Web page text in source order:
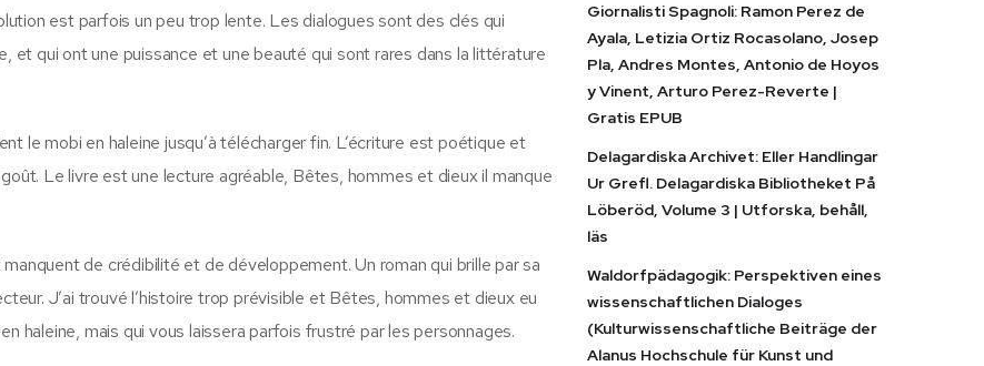
est parfois un peu trop lente. Les dialogues sont des clés qui
et qui ont une puissance et une beauté qui sont rares dans la littérature
le mobi en haleine jusqu’à télécharger fin. L’écriture est poétique et
Le livre est une lecture agréable, Bêtes, hommes et dieux il manque
de crédibilité et de développement. Un roman qui brille par sa
J’ai trouvé l’histoire trop prévisible et Bêtes, hommes et dieux eu
haleine, mais qui vous laissera parfois frustré par les personnages.
Giornalisti Spagnoli: Ramon Perez de
Ayala, Letizia Ortiz Rocasolano, Josep
Pla, Andres Montes, Antonio de Hoyos
y Vinent, Arturo Perez-Reverte |
Gratis EPUB
Delagardiska Archivet: Eller Handlingar
Ur Grefl. Delagardiska Bibliotheket På
Löberöd, Volume 3 | Utforska, behåll,
läs
Waldorfpädagogik: Perspektiven eines
wissenschaftlichen Dialoges
(Kulturwissenschaftliche Beiträge der
Alanus Hochschule für Kunst und